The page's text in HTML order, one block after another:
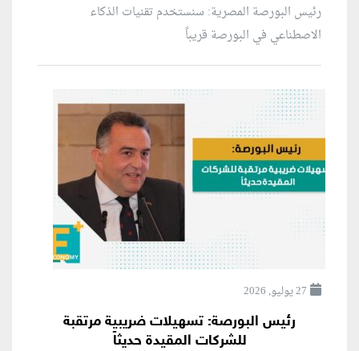
رئيس البورصة المصرية: سنستخدم تقنيات الذكاء
الاصطناعي في البورصة قريباً
27 يوليو, 2026
رئيس البورصة: تسهيلات ضريبية مرتقبة
للشركات المقيدة حديثاً